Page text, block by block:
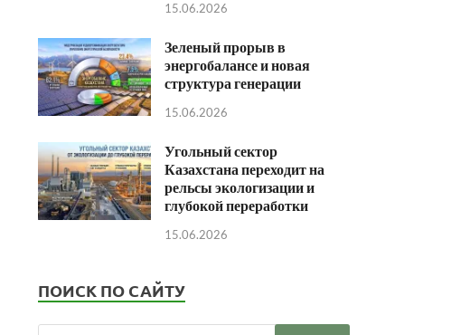
15.06.2026
Зеленый прорыв в
энергобалансе и новая
структура генерации
15.06.2026
Угольный сектор
Казахстана переходит на
рельсы экологизации и
глубокой переработки
15.06.2026
ПОИСК ПО САЙТУ